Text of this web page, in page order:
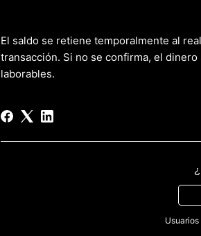
El saldo se retiene temporalmente al
transacción. Si no se confirma, el
laborables.